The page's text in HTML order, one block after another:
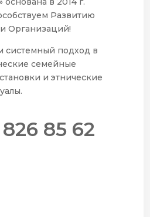
Развитию
Организаций!
системный подход в
семейные
и этнические
85 62